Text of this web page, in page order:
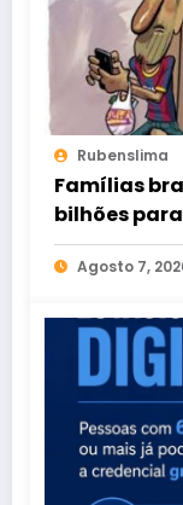
Rubenslima
Famílias
bilhões
Agosto 7,